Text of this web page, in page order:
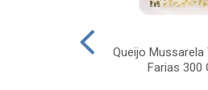
Queijo Mussarela
Farias 300